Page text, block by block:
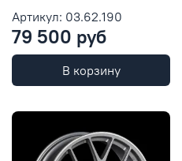
Артикул: 03.62.190
79 500 руб
В корзину